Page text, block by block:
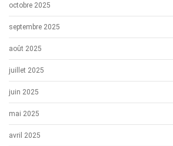
octobre 2025
septembre 2025
août 2025
juillet 2025
juin 2025
mai 2025
avril 2025